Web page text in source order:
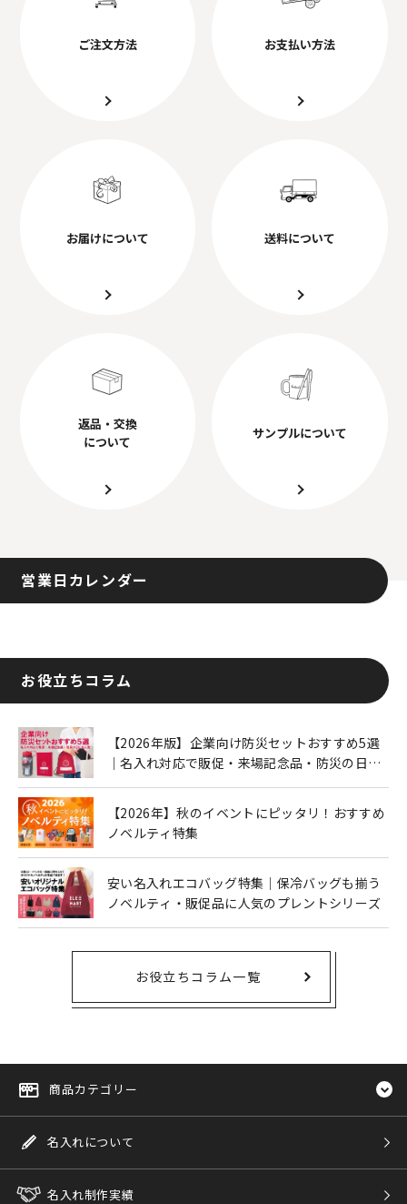
ご注文方法 お支払い方法
お届けについて 送料について
返品・交換
について
サンプルについて
営業日カレンダー
お役立ちコラム
【2026年版】企業向け防災セットおすすめ5選
｜名入れ対応で販促・来場記念品・防災の日に
【2026年】秋のイベントにピッタリ！おすすめ
ノベルティ特集
安い名入れエコバッグ特集｜保冷バッグも揃う
ノベルティ・販促品に人気のプレントシリーズ
お役立ちコラム一覧
商品カテゴリー
名入れについて
名入れ制作実績